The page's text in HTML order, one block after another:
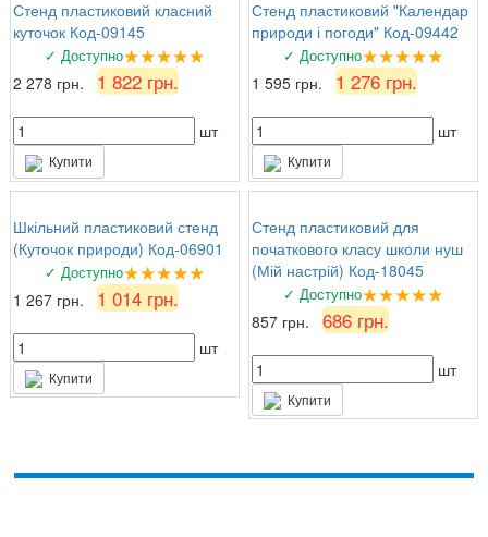
Стенд пластиковий класний
куточок Код-09145
✓ Доступно★★★★★
2 278 грн. 1 822 грн.
шт
Купити
Стенд пластиковий "Календар
природи і погоди" Код-09442
✓ Доступно★★★★★
1 595 грн. 1 276 грн.
шт
Купити
Шкільний пластиковий стенд
(Куточок природи) Код-06901
✓ Доступно★★★★★
1 267 грн. 1 014 грн.
шт
Купити
Стенд пластиковий для
початкового класу школи нуш
(Мій настрій) Код-18045
✓ Доступно★★★★★
857 грн. 686 грн.
шт
Купити